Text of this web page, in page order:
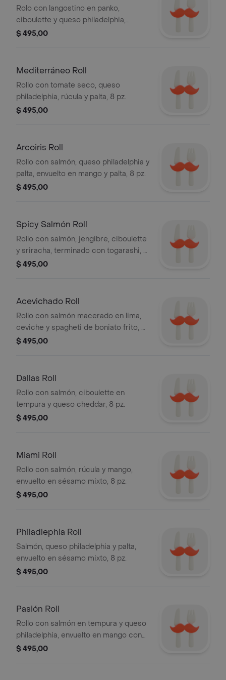
Rolo con langostino en panko,
ciboulette y queso philadelphia,
envuelto en sésamo mixto, 8 pz.
$ 495,00
Mediterráneo Roll
Rollo con tomate seco, queso
philadelphia, rúcula y palta, 8 pz.
$ 495,00
Arcoiris Roll
Rollo con salmón, queso philadelphia y
palta, envuelto en mango y palta, 8 pz.
$ 495,00
Spicy Salmón Roll
Rollo con salmón, jengibre, ciboulette
y sriracha, terminado con togarashi, 8
pz.
$ 495,00
Acevichado Roll
Rollo con salmón macerado en lima,
ceviche y spagheti de boniato frito, 8
pz.
$ 495,00
Dallas Roll
Rollo con salmón, ciboulette en
tempura y queso cheddar, 8 pz.
$ 495,00
Miami Roll
Rollo con salmón, rúcula y mango,
envuelto en sésamo mixto, 8 pz.
$ 495,00
Philadlephia Roll
Salmón, queso philadelphia y palta,
envuelto en sésamo mixto, 8 pz.
$ 495,00
Pasión Roll
Rollo con salmón en tempura y queso
philadelphia, envuelto en mango con
salsa thai, 8 pz.
$ 495,00